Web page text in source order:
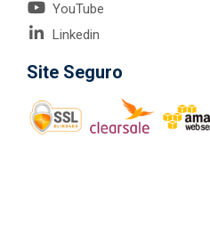
YouTube
Linkedin
Site Seguro